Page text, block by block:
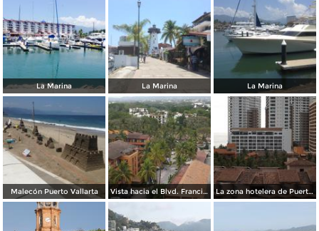
La Marina La Marina La Marina
Malecón Puerto Vallarta Vista hacia el Blvd. Francisco Medina. Abril/2015 La zona hotelera de Puerto Vallarta. Abril/2015